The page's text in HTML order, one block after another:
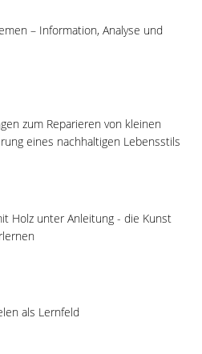
– Information, Analyse und
zum Reparieren von kleinen
eines nachhaltigen Lebensstils
Holz unter Anleitung - die Kunst
als Lernfeld